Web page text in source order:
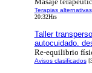
Terapias alternativas
20:32Hrs
Taller
autocuidado.
Re-equilibrio
Avisos clasificados